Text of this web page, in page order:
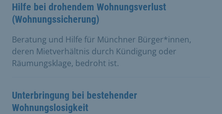
Hilfe bei drohendem Wohnungsverlust
(Wohnungssicherung)
Beratung und Hilfe für Münchner Bürger*innen,
deren Mietverhältnis durch Kündigung oder
Räumungsklage, bedroht ist.
Unterbringung bei bestehender
Wohnungslosigkeit